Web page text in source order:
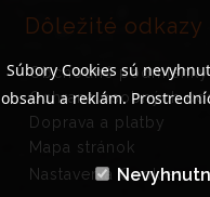
Dôležité odkazy
Obchodné podmienky
Ochrana osobných
Doprava a platby
Mapa stránok
Nastavenia Cookies
Súbory Cookies sú
obsahu a reklám.